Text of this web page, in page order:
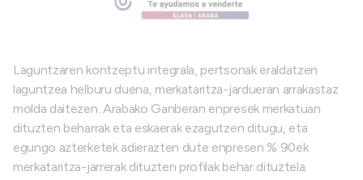
Laguntzaren kontzeptu integrala, pertsonak eraldatzen
laguntzea helburu duena, merkataritza-jardueran arrakastaz
molda daitezen. Arabako Ganberan enpresek merkatuan
dituzten beharrak eta eskaerak ezagutzen ditugu, eta
egungo azterketek adierazten dute enpresen % 90ek
merkataritza-jarrerak dituzten profilak behar dituztela.